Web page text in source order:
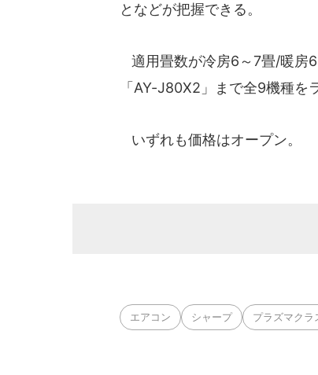
となどが把握できる。
適用畳数が冷房6～7畳/暖房
「AY-J80X2」まで全9機種を
いずれも価格はオープン。
エアコン シャープ プラズマクラ